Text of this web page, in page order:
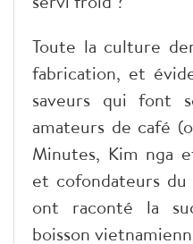
Toute la culture
fabrication, et
saveurs qui font
amateurs de café
Minutes, Kim nga
et cofondateurs
ont raconté la
boisson